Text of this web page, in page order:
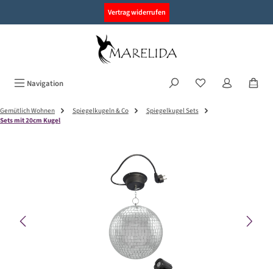
Vertrag widerrufen
Navigation
Gemütlich Wohnen Spiegelkugeln & Co
Spiegelkugel Sets
Sets mit 20cm Kugel